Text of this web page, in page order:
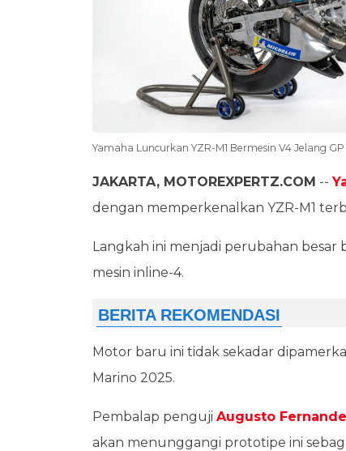
Yamaha Luncurkan YZR-M1 Bermesin V4 Jelang
JAKARTA, MOTOREXPERTZ.COM --
dengan memperkenalkan YZR-M1
Langkah ini menjadi perubahan besar
mesin inline-4.
Motor baru ini tidak sekadar
Marino 2025.
Pembalap penguji Augusto
akan menunggangi prototipe ini